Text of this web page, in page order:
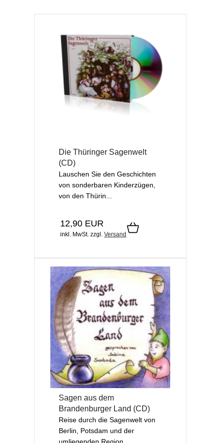
Die Thüringer Sagenwelt
(CD)
Lauschen Sie den Geschichten
von sonderbaren Kinderzügen,
von den Thürin...
12,90 EUR
inkl. MwSt. zzgl. Versand
Sagen aus dem
Brandenburger Land (CD)
Reise durch die Sagenwelt von
Berlin, Potsdam und der
umliegenden Region.